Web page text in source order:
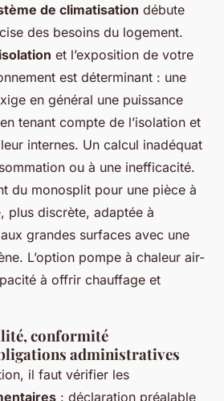
de climatisation débute
des besoins du logement.
et l’exposition de votre
est déterminant : une
en général une puissance
tenant compte de l’isolation et
internes. Un calcul inadéquat
ou à une inefficacité.
du monosplit pour une pièce à
plus discrète, adaptée à
grandes surfaces avec une
L’option pompe à chaleur air-
à offrir chauffage et
conformité
administratives
il faut vérifier les
: déclaration préalable